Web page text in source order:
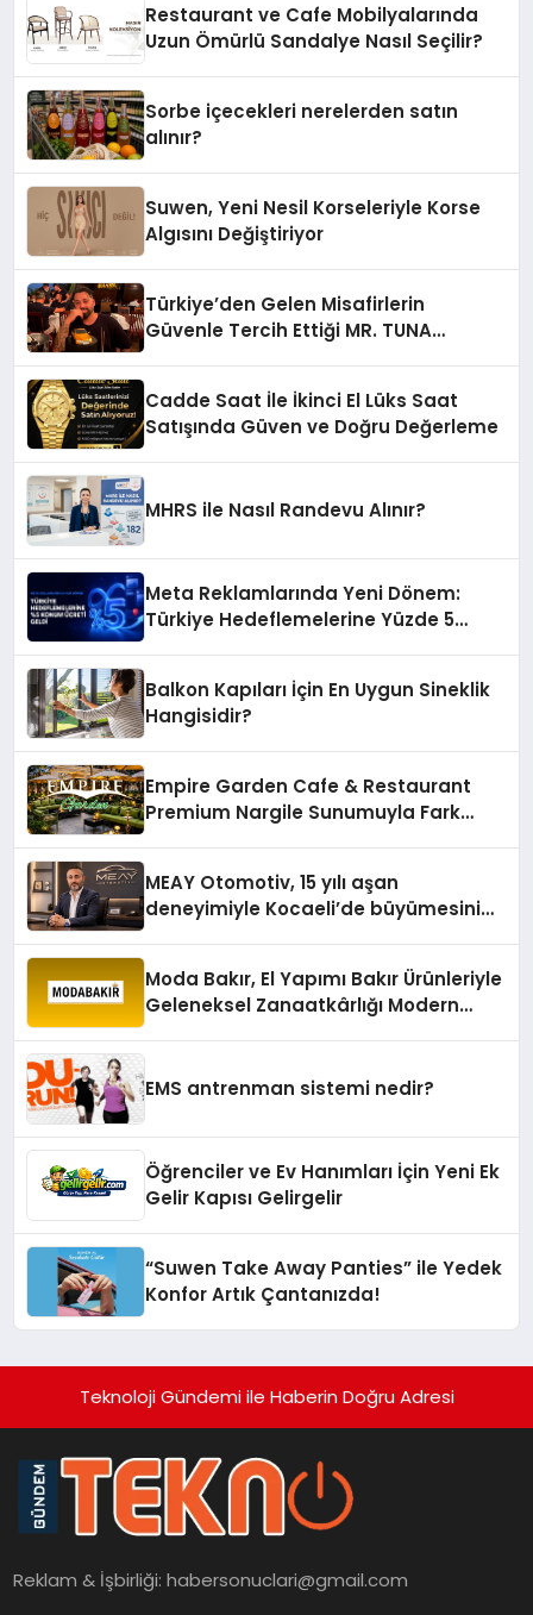
Restaurant ve Cafe Mobilyalarında
Uzun Ömürlü Sandalye Nasıl Seçilir?
Sorbe içecekleri nerelerden satın
alınır?
Suwen, Yeni Nesil Korseleriyle Korse
Algısını Değiştiriyor
Türkiye’den Gelen Misafirlerin
Güvenle Tercih Ettiği MR. TUNA
Cadde Saat İle İkinci El Lüks Saat
Satışında Güven ve Doğru Değerleme
MHRS ile Nasıl Randevu Alınır?
Meta Reklamlarında Yeni Dönem:
Türkiye Hedeflemelerine Yüzde 5
Balkon Kapıları İçin En Uygun Sineklik
Hangisidir?
Empire Garden Cafe & Restaurant
Premium Nargile Sunumuyla Fark
MEAY Otomotiv, 15 yılı aşan
deneyimiyle Kocaeli’de büyümesini
Moda Bakır, El Yapımı Bakır Ürünleriyle
Geleneksel Zanaatkârlığı Modern
EMS antrenman sistemi nedir?
Öğrenciler ve Ev Hanımları İçin Yeni Ek
Gelir Kapısı Gelirgelir
“Suwen Take Away Panties” ile Yedek
Konfor Artık Çantanızda!
Teknoloji Gündemi ile Haberin Doğru Adresi
Reklam & İşbirliği:habersonuclari@gmail.com